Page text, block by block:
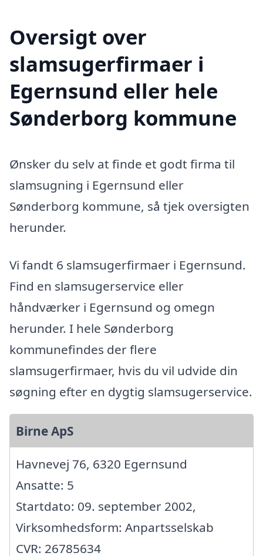
Oversigt over
slamsugerfirmaer i
Egernsund eller hele
Sønderborg kommune
Ønsker du selv at finde et godt firma til
slamsugning i Egernsund eller
Sønderborg kommune, så tjek oversigten
herunder.
Vi fandt 6 slamsugerfirmaer i Egernsund.
Find en slamsugerservice eller
håndværker i Egernsund og omegn
herunder. I hele Sønderborg
kommunefindes der flere
slamsugerfirmaer, hvis du vil udvide din
søgning efter en dygtig slamsugerservice.
Birne ApS
Havnevej 76, 6320 Egernsund
Ansatte: 5
Startdato: 09. september 2002,
Virksomhedsform: Anpartsselskab
CVR: 26785634